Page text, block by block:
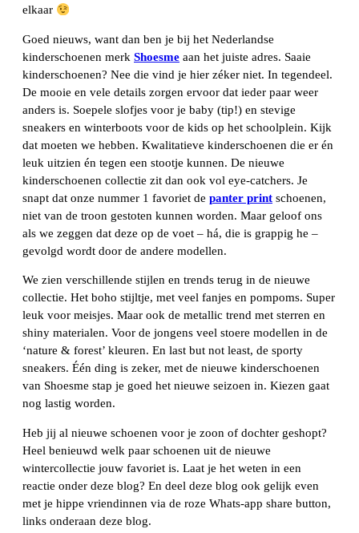
elkaar
Goed nieuws, want dan ben je bij het Nederlandse
kinderschoenen merk Shoesme aan het juiste adres. Saaie
kinderschoenen? Nee die vind je hier zéker niet. In tegendeel.
De mooie en vele details zorgen ervoor dat ieder paar weer
anders is. Soepele slofjes voor je baby (tip!) en stevige
sneakers en winterboots voor de kids op het schoolplein. Kijk
dat moeten we hebben. Kwalitatieve kinderschoenen die er én
leuk uitzien én tegen een stootje kunnen. De nieuwe
kinderschoenen collectie zit dan ook vol eye-catchers. Je
snapt dat onze nummer 1 favoriet de panter print schoenen,
niet van de troon gestoten kunnen worden. Maar geloof ons
als we zeggen dat deze op de voet – há, die is grappig he –
gevolgd wordt door de andere modellen.
We zien verschillende stijlen en trends terug in de nieuwe
collectie. Het boho stijltje, met veel fanjes en pompoms. Super
leuk voor meisjes. Maar ook de metallic trend met sterren en
shiny materialen. Voor de jongens veel stoere modellen in de
‘nature & forest’ kleuren. En last but not least, de sporty
sneakers. Één ding is zeker, met de nieuwe kinderschoenen
van Shoesme stap je goed het nieuwe seizoen in. Kiezen gaat
nog lastig worden.
Heb jij al nieuwe schoenen voor je zoon of dochter geshopt?
Heel benieuwd welk paar schoenen uit de nieuwe
wintercollectie jouw favoriet is. Laat je het weten in een
reactie onder deze blog? En deel deze blog ook gelijk even
met je hippe vriendinnen via de roze Whats-app share button,
links onderaan deze blog.